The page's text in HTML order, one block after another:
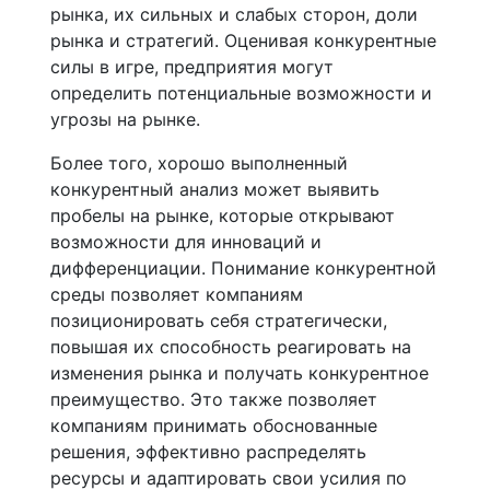
рынка, их сильных и слабых сторон, доли
рынка и стратегий. Оценивая конкурентные
силы в игре, предприятия могут
определить потенциальные возможности и
угрозы на рынке.
Более того, хорошо выполненный
конкурентный анализ может выявить
пробелы на рынке, которые открывают
возможности для инноваций и
дифференциации. Понимание конкурентной
среды позволяет компаниям
позиционировать себя стратегически,
повышая их способность реагировать на
изменения рынка и получать конкурентное
преимущество. Это также позволяет
компаниям принимать обоснованные
решения, эффективно распределять
ресурсы и адаптировать свои усилия по